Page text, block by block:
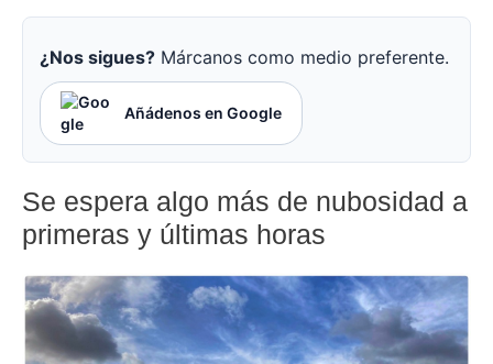
¿Nos sigues? Márcanos como medio preferente.
Añádenos en Google
Se espera algo más de nubosidad a
primeras y últimas horas